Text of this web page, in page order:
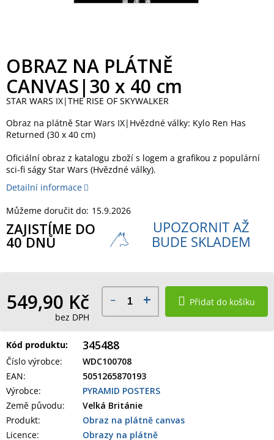
OBRAZ NA PLÁTNĚ
CANVAS|30 x 40 cm
STAR WARS IX|THE RISE OF SKYWALKER
Obraz na plátně Star Wars IX|Hvězdné války: Kylo Ren Has
Returned (30 x 40 cm)
Oficiální obraz z katalogu zboží s logem a grafikou z populární
sci-fi ságy Star Wars (Hvězdné války).
Detailní informace
Můžeme doručit do: 15.9.2026
ZAJISTÍME DO
40 DNŮ
UPOZORNIT AŽ
BUDE SKLADEM
549,90 Kč
bez DPH
Přidat do košíku
Kód produktu: 345488
Číslo výrobce:
WDC100708
EAN:
5051265870193
Výrobce:
PYRAMID POSTERS
Země původu:
Velká Británie
Produkt:
Obraz na plátně canvas
Licence:
Obrazy na plátně